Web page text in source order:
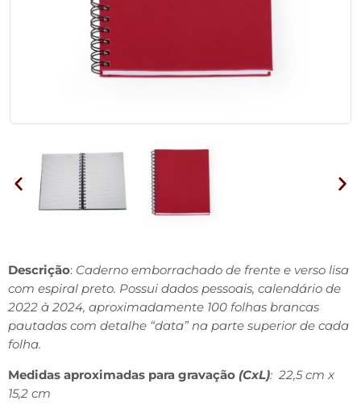
Descrição: Caderno emborrachado de frente e verso lisa
com espiral preto. Possui dados pessoais, calendário de
2022 à 2024, aproximadamente 100 folhas brancas
pautadas com detalhe “data” na parte superior de cada
folha.
Medidas aproximadas para gravação (CxL): 22,5 cm x
15,2 cm